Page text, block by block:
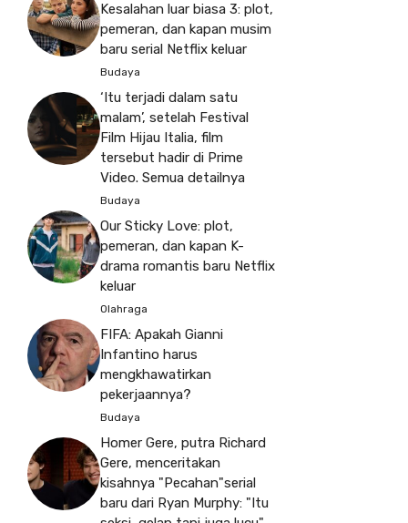
Kesalahan luar biasa 3: plot,
pemeran, dan kapan musim
baru serial Netflix keluar
Budaya
‘Itu terjadi dalam satu
malam’, setelah Festival
Film Hijau Italia, film
tersebut hadir di Prime
Video. Semua detailnya
Budaya
Our Sticky Love: plot,
pemeran, dan kapan K-
drama romantis baru Netflix
keluar
Olahraga
FIFA: Apakah Gianni
Infantino harus
mengkhawatirkan
pekerjaannya?
Budaya
Homer Gere, putra Richard
Gere, menceritakan
kisahnya "Pecahan"serial
baru dari Ryan Murphy: "Itu